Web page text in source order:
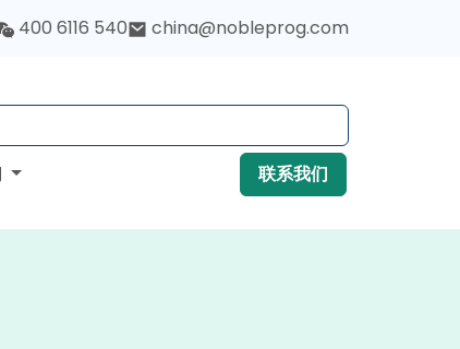
400 6116 540 china@nobleprog.com
联系我们